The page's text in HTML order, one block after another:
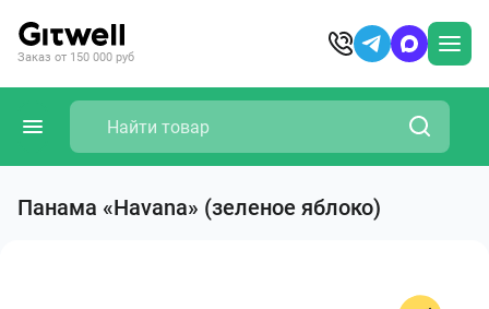
Заказ от 150 000 руб
Панама «Havana» (зеленое яблоко)